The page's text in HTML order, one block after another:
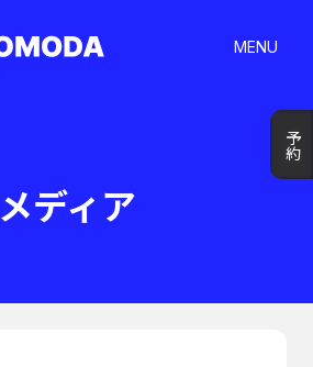
MENU
予約
予約
メディア